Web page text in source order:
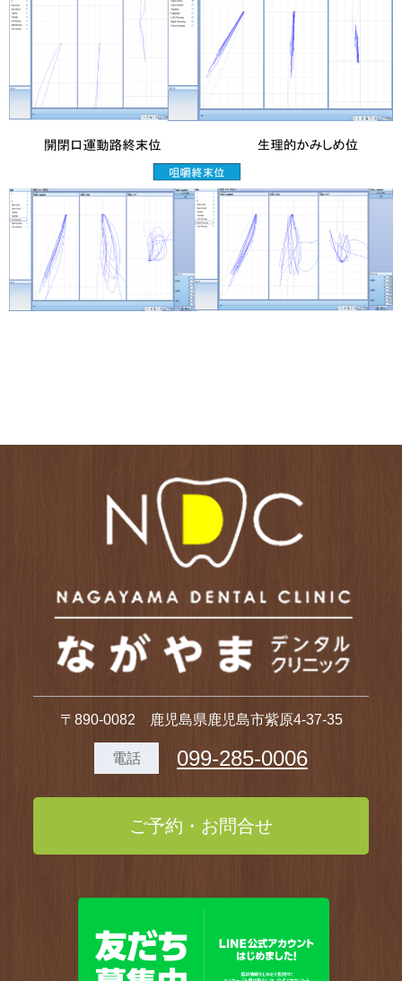
〒890-0082 鹿児島県鹿児島市紫原4-37-35
電話 099-285-0006
ご予約・お問合せ